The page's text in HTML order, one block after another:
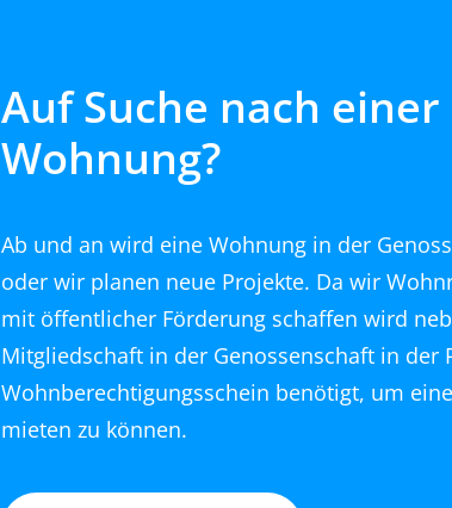
Auf Suche nach einer
Wohnung?
Ab und an wird eine Wohnung in der
oder wir planen neue Projekte. Da wir
mit öffentlicher Förderung schaffen wird
Mitgliedschaft in der Genossenschaft in der
Wohnberechtigungsschein benötigt, um
mieten zu können.